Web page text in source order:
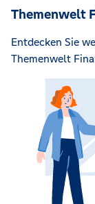
Themenwelt
Entdecken Sie
Themenwelt